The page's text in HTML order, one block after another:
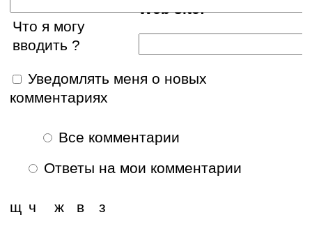
Web site:
Что я могу
вводить ?
Уведомлять меня о новых
комментариях
Все комментарии
Ответы на мои комментарии
з
в
ж
щ ч